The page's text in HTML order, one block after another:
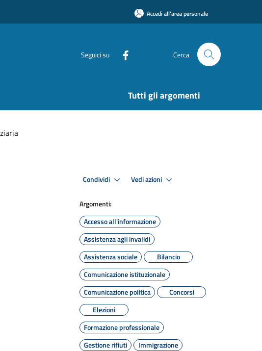
Accedi all'area personale
Seguici su Cerca
Tutti gli argomenti
Condividi Vedi azioni
Argomenti:
Accesso all'informazione
Assistenza agli invalidi
Assistenza sociale
Bilancio
Comunicazione istituzionale
Comunicazione politica
Concorsi
Elezioni
Formazione professionale
Gestione rifiuti
Immigrazione